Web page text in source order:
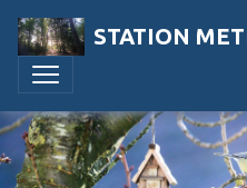
STATION